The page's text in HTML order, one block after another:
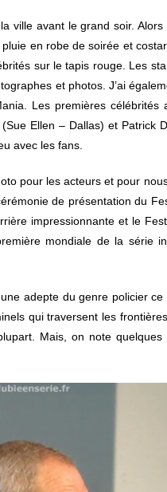
avant le grand soir. Alors
en robe de soirée et
sur le tapis rouge. Les
et photos. J’ai
Les premières
Ellen – Dallas) et Patrick
avec les fans.
pour les acteurs et pour
de présentation du
impressionnante et le
mondiale de la série
adepte du genre policier
qui traversent les
Mais, on note